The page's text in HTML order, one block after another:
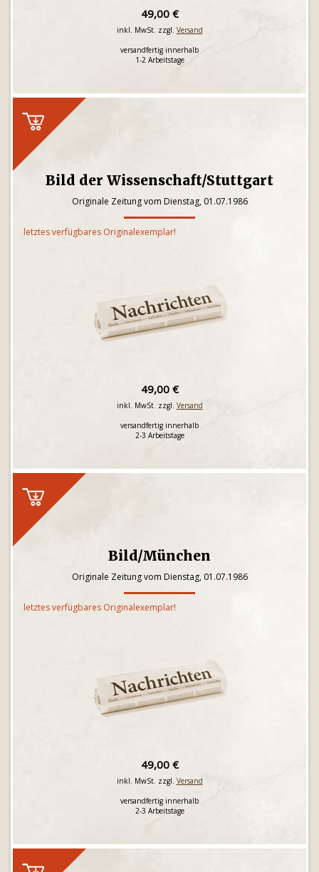
49,00 €
inkl. MwSt. zzgl. Versand
versandfertig innerhalb
1-2 Arbeitstage
Bild der Wissenschaft/Stuttgart
Originale Zeitung vom Dienstag, 01.07.1986
letztes verfügbares Originalexemplar!
49,00 €
inkl. MwSt. zzgl. Versand
versandfertig innerhalb
2-3 Arbeitstage
Bild/München
Originale Zeitung vom Dienstag, 01.07.1986
letztes verfügbares Originalexemplar!
49,00 €
inkl. MwSt. zzgl. Versand
versandfertig innerhalb
2-3 Arbeitstage